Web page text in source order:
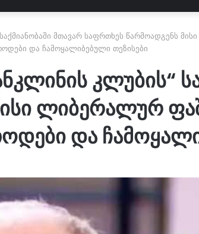
მთავარ საფრთხეს წარმოადგენს
და ჩამოყალიბებული თეზისები
კლუბის“
ლიბერალურ
და